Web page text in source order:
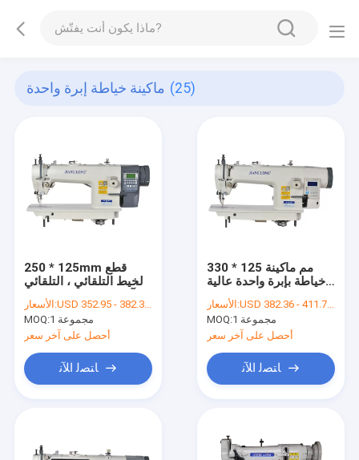
ماكينة خياطة إبرة واحدة (25)
250 * 125mm قطع
الخيط التلقائي ، التلقائي
آلة الخياطة إبرة واحدة
غرزة خلفية
الأسعار:USD 352.95 - 382.36 per set
MOQ:
1 مجموعة
أحصل على آخر سعر
ﺎﺘﺼﻟ ﺍﻶﻧ
330 * 125 مم ماكينة
خياطة بإبرة واحدة عالية
السرعة
الأسعار:USD 382.36 - 411.77 per set
MOQ:
1 مجموعة
أحصل على آخر سعر
ﺎﺘﺼﻟ ﺍﻶﻧ